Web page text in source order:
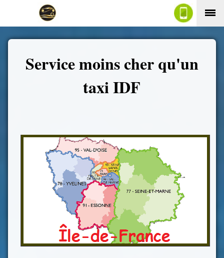
Service moins cher qu'un
taxi IDF